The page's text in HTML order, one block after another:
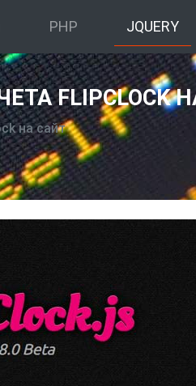
PHP JQUERY
FLIPCLOCK
на сайт